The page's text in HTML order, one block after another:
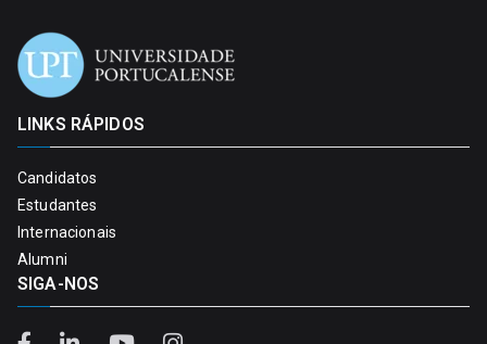
LINKS RÁPIDOS
Candidatos
Estudantes
Internacionais
Alumni
SIGA-NOS